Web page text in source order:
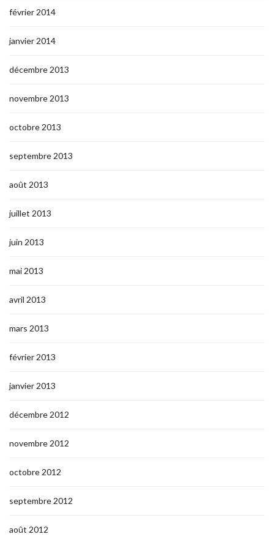
février 2014
janvier 2014
décembre 2013
novembre 2013
octobre 2013
septembre 2013
août 2013
juillet 2013
juin 2013
mai 2013
avril 2013
mars 2013
février 2013
janvier 2013
décembre 2012
novembre 2012
octobre 2012
septembre 2012
août 2012